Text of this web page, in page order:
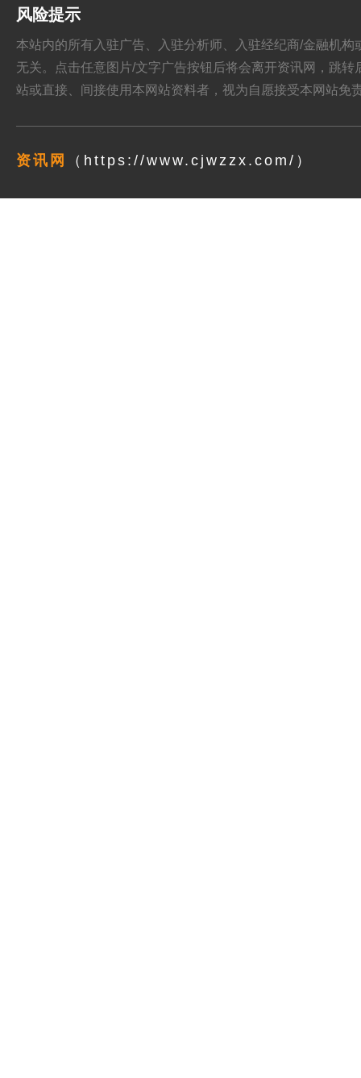
风险提示
本站内的所有入驻广告、入驻分析师、入驻经纪商/金融机
无关。点击任意图片/文字广告按钮后将会离开资讯网，跳
站或直接、间接使用本网站资料者，视为自愿接受本网站免
资讯网 （https://www.cjwzzx.com/）